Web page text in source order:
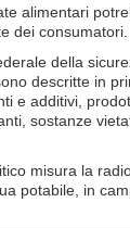
alimentari
dei consumatori.
della
descritte in
e additivi,
sostanze
misura la
potabile, in